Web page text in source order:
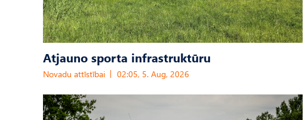
Atjauno sporta infrastruktūru
Novadu attīstībai 02:05, 5. Aug, 2026